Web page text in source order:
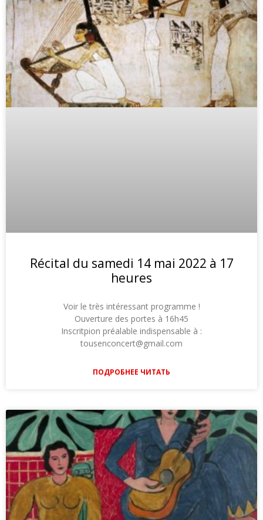
Récital du samedi 14 mai 2022 à 17
heures
Voir le très intéressant programme !
Ouverture des portes à 16h45
Inscritpion préalable indispensable à :
tousenconcert@gmail.com
ПОДРОБНЕЕ ЧИТАТЬ